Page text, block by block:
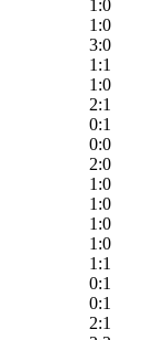
1:0
1:0
3:0
1:1
1:0
2:1
0:1
0:0
2:0
1:0
1:0
1:0
1:0
1:1
0:1
0:1
2:1